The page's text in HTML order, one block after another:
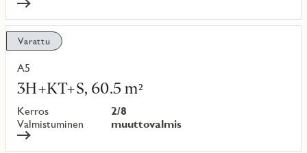
Varattu
A5
3H+KT+S, 60.5 m²
Kerros
2/8
Valmistuminen
muuttovalmis
Lue
lisää
kohteesta